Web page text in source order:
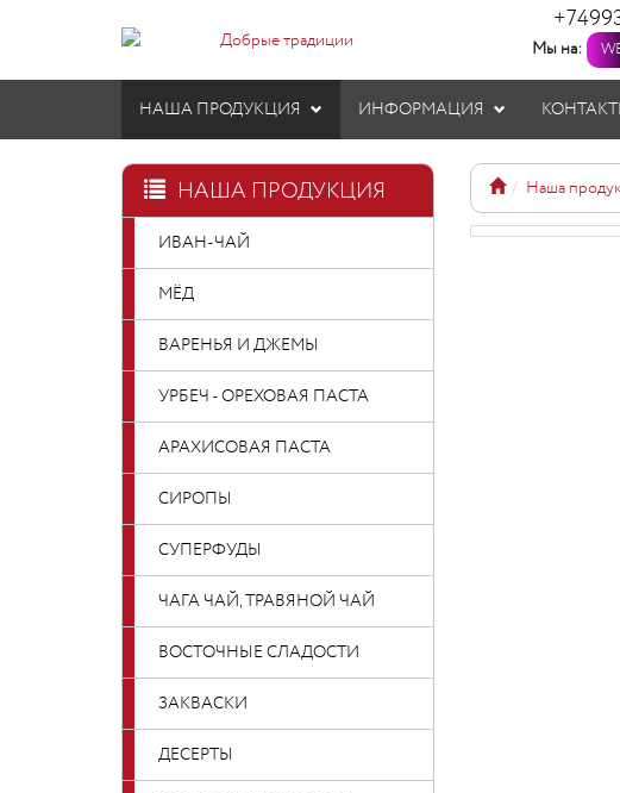
Мы на:
НАША ПРОДУКЦИЯ ИНФОРМАЦИЯ
НАША ПРОДУКЦИЯ
ИВАН-ЧАЙ
МЁД
ВАРЕНЬЯ И ДЖЕМЫ
УРБЕЧ - ОРЕХОВАЯ ПАСТА
АРАХИСОВАЯ ПАСТА
СИРОПЫ
СУПЕРФУДЫ
ЧАГА ЧАЙ, ТРАВЯНОЙ ЧАЙ
ВОСТОЧНЫЕ СЛАДОСТИ
ЗАКВАСКИ
ДЕСЕРТЫ
Наша